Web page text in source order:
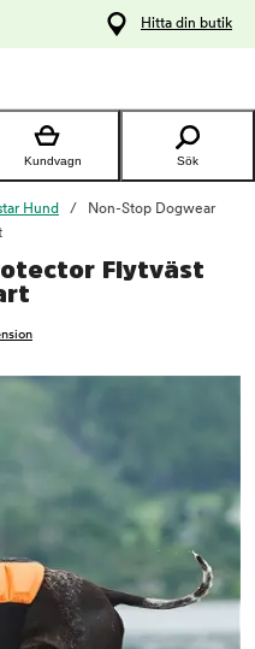
Hitta din butik
Kundvagn Sök
Hund
Non-Stop Dogwear
Flytväst